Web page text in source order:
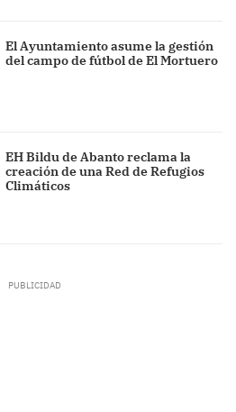
El Ayuntamiento asume la gestión
del campo de fútbol de El Mortuero
EH Bildu de Abanto reclama la
creación de una Red de Refugios
Climáticos